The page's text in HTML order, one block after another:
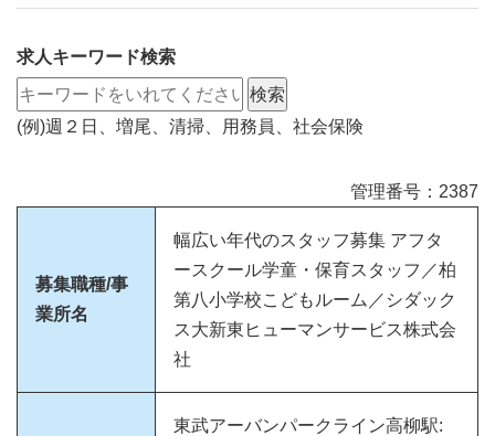
求人キーワード検索
(例)週２日、増尾、清掃、用務員、社会保険
管理番号：2387
募集職種/事
業所名
幅広い年代のスタッフ募集 アフタ
ースクール学童・保育スタッフ／柏
第八小学校こどもルーム／シダック
ス大新東ヒューマンサービス株式会
社
東武アーバンパークライン高柳駅: